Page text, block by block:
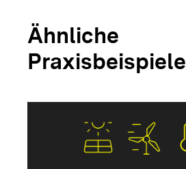
Ähnliche
Praxisbeispiele